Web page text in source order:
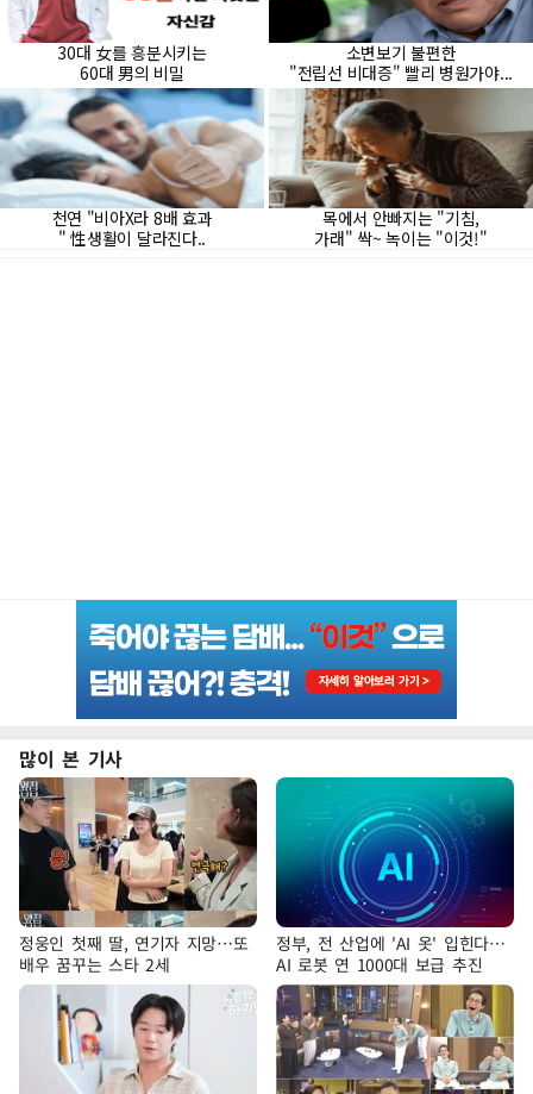
많이 본 기사
정웅인 첫째 딸, 연기자 지망…또
배우 꿈꾸는 스타 2세
정부, 전 산업에 'AI 옷' 입힌다…
AI 로봇 연 1000대 보급 추진